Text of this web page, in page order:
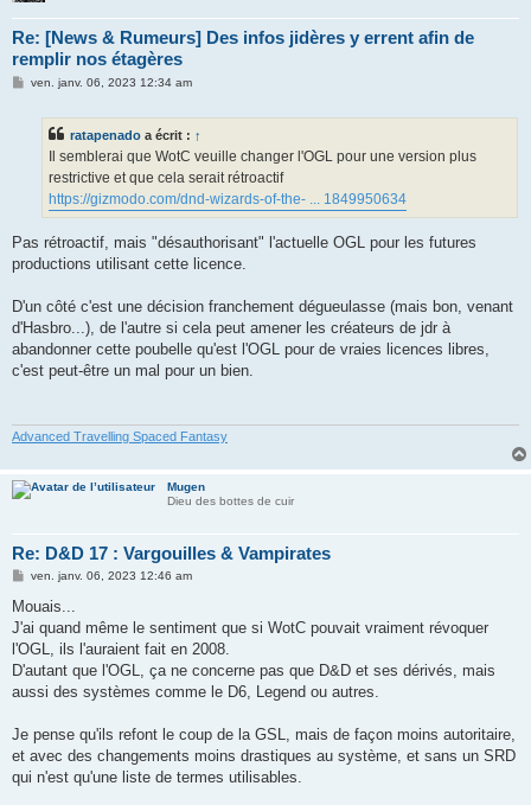
Re: [News & Rumeurs] Des infos jidères y errent afin de
remplir nos étagères
Mven. janv. 06, 2023 12:34 am
ratapenado a écrit : ↑
Il semblerai que WotC veuille changer l'OGL pour une version plus
restrictive et que cela serait rétroactif
https://gizmodo.com/dnd-wizards-of-the- ... 1849950634
Pas rétroactif, mais "désauthorisant" l'actuelle OGL pour les futures
productions utilisant cette licence.
D'un côté c'est une décision franchement dégueulasse (mais bon, venant
d'Hasbro...), de l'autre si cela peut amener les créateurs de jdr à
abandonner cette poubelle qu'est l'OGL pour de vraies licences libres,
c'est peut-être un mal pour un bien.
Advanced Travelling Spaced Fantasy
Mugen
Dieu des bottes de cuir
Re: D&D 17 : Vargouilles & Vampirates
M
s
a
g
ven. janv. 06, 2023 12:46 am
Mouais...
J'ai quand même le sentiment que si WotC pouvait vraiment révoquer
l'OGL, ils l'auraient fait en 2008.
D'autant que l'OGL, ça ne concerne pas que D&D et ses dérivés, mais
aussi des systèmes comme le D6, Legend ou autres.
Je pense qu'ils refont le coup de la GSL, mais de façon moins autoritaire,
et avec des changements moins drastiques au système, et sans un SRD
qui n'est qu'une liste de termes utilisables.